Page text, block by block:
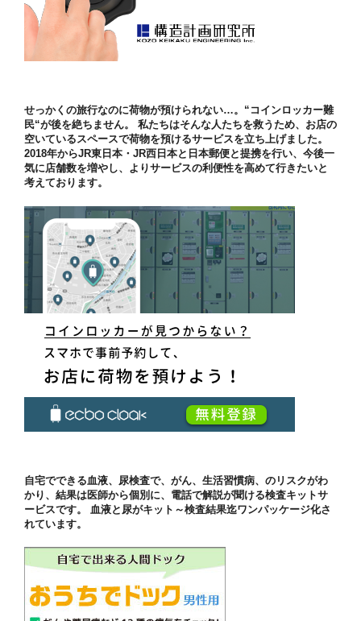
せっかくの旅行なのに荷物が預けられない…。“コインロッカー難
民“が後を絶ちません。 私たちはそんな人たちを救うため、お店の
空いているスペースで荷物を預けるサービスを立ち上げました。
2018年からJR東日本・JR西日本と日本郵便と提携を行い、今後一
気に店舗数を増やし、よりサービスの利便性を高めて行きたいと
考えております。
自宅でできる血液、尿検査で、がん、生活習慣病、のリスクがわ
かり、結果は医師から個別に、電話で解説が聞ける検査キットサ
ービスです。 血液と尿がキット～検査結果迄ワンパッケージ化さ
れています。